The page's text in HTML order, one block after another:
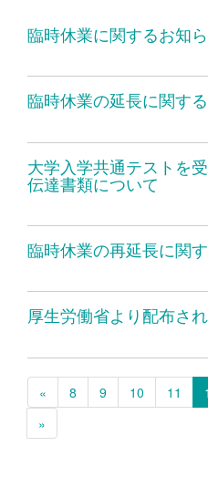
臨時休業に関するお知
臨時休業の延長に関す
大学入学共通テストを
伝達書類について
臨時休業の再延長に関
厚生労働省より配布さ
« 8 9 10 11
»